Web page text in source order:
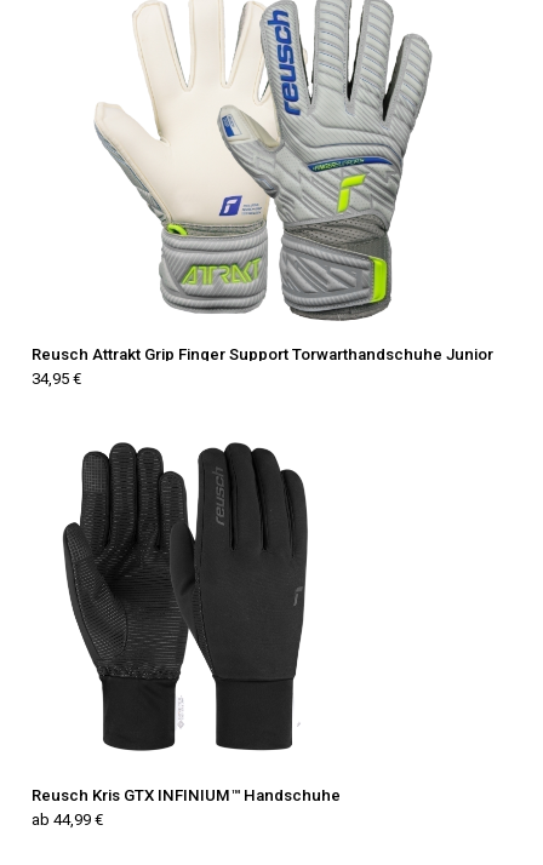
Reusch Attrakt Grip Finger Support Torwarthandschuhe Junior
34,95 €
Reusch Kris GTX INFINIUM™ Handschuhe
ab 44,99 €